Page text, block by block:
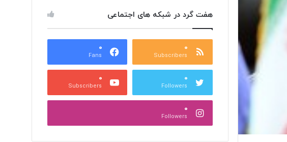
هفت گرد در شبکه های اجتماعی
۰
Subscribers
۰
Fans
۰
Followers
۰
Subscribers
۰
Followers